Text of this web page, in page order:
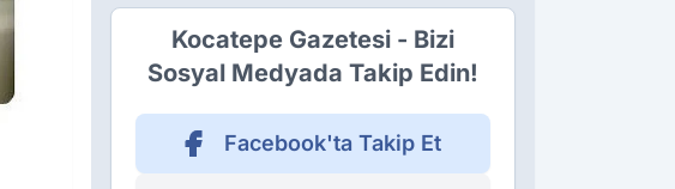
Kocatepe Gazetesi - Bizi
Sosyal Medyada Takip Edin!
Facebook'ta Takip Et